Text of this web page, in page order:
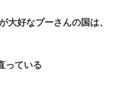
大好なプーさんの国は、
直っている